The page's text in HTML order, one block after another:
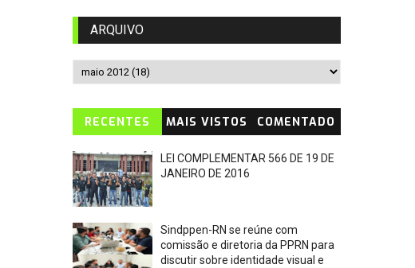
ARQUIVO
RECENTES MAIS VISTOS COMENTADO
LEI COMPLEMENTAR 566 DE 19 DE
JANEIRO DE 2016
Sindppen-RN se reúne com
comissão e diretoria da PPRN para
discutir sobre identidade visual e